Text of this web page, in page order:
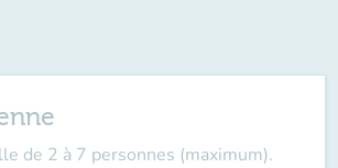
de 2 à 7 personnes (maximum).